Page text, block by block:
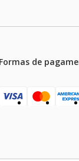
Formas de